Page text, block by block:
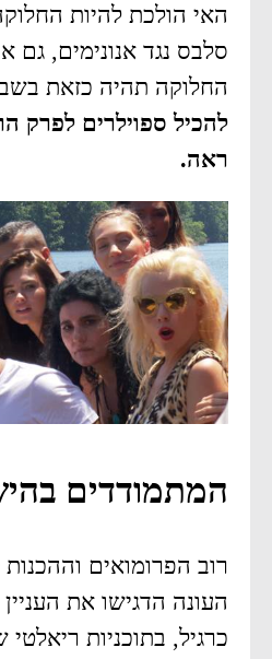
האי הולכת להיות
סלבס נגד אנונימים,
החלוקה תהיה כזאת
להכיל ספוילרים לפרק
ראה.
המתמודדים
רוב הפרומואים
העונה הדגישו את
כרגיל, בתוכניות